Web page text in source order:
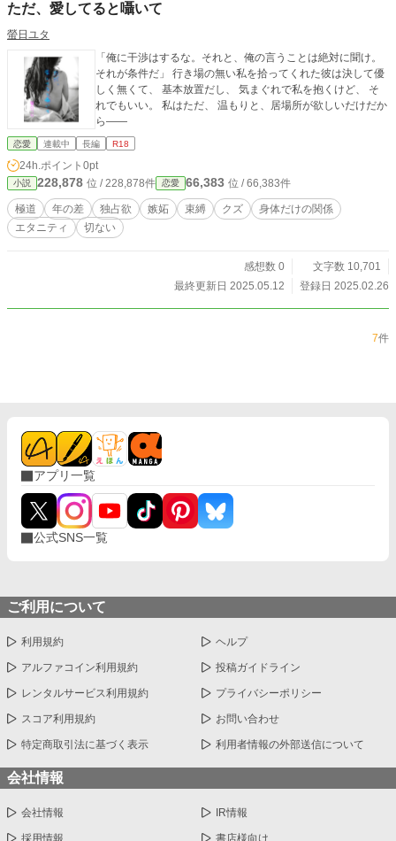
ただ、愛してると囁いて
螢日ユタ
「俺に干渉はするな。それと、俺の言うことは絶対に聞け。
それが条件だ」 行き場の無い私を拾ってくれた彼は決して優
しく無くて、 基本放置だし、 気まぐれで私を抱くけど、 そ
れでもいい。 私はただ、 温もりと、居場所が欲しいだけだか
ら――
恋愛 連載中 長編 R18
24h.ポイント 0pt
小説 228,878 位 / 228,878件 恋愛 66,383 位 / 66,383件
極道 年の差 独占欲 嫉妬 束縛 クズ
身体だけの関係
エタニティ
切ない
感想数 0
文字数 10,701
最終更新日 2025.05.12
登録日 2025.02.26
7件
アプリ一覧
公式SNS一覧
ご利用について
利用規約 ヘルプ
アルファコイン利用規約 投稿ガイドライン
レンタルサービス利用規約 プライバシーポリシー
スコア利用規約 お問い合わせ
特定商取引法に基づく表示 利用者情報の外部送信について
会社情報
会社情報 IR情報
採用情報 書店様向け